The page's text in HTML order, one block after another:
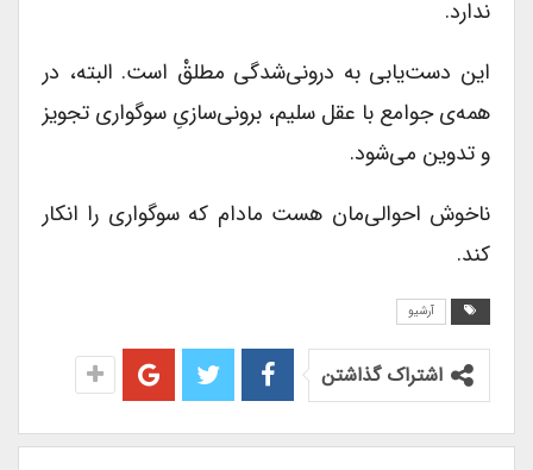
ندارد.
این دست‌یابی به درونی‌‌شدگی مطلقْ است. البته، در
همه‌ی جوامع با عقل سلیم، برونی‌‌سازیِ سوگواری تجویز
و تدوین می‌شود.
ناخوش احوالی‌‌مان هست مادام که سوگواری را انکار
کند.
آرشیو
اشتراک گذاشتن